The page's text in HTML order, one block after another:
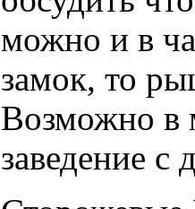
можно и в
замок, то
Возможно в
заведение